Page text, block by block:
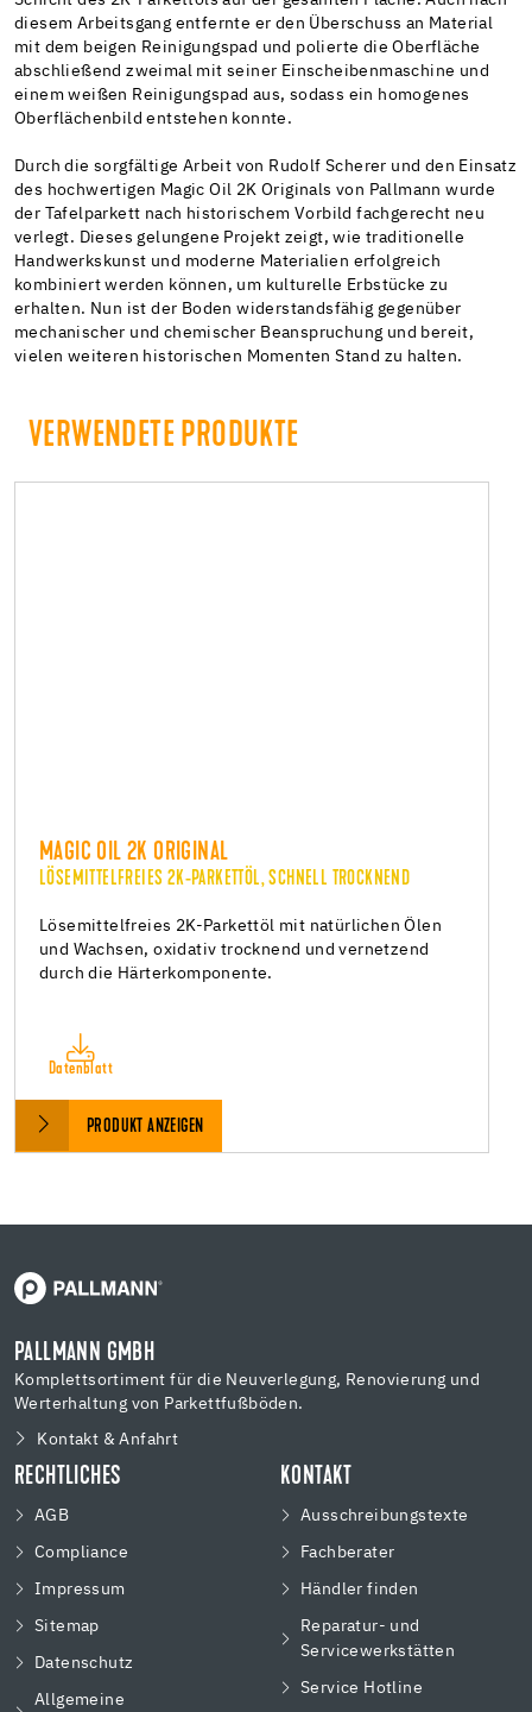
diesem Arbeitsgang entfernte er den Überschuss an Material
mit dem beigen Reinigungspad und polierte die Oberfläche
abschließend zweimal mit seiner Einscheibenmaschine und
einem weißen Reinigungspad aus, sodass ein homogenes
Oberflächenbild entstehen konnte.
Durch die sorgfältige Arbeit von Rudolf Scherer und den Einsatz
des hochwertigen Magic Oil 2K Originals von Pallmann wurde
der Tafelparkett nach historischem Vorbild fachgerecht neu
verlegt. Dieses gelungene Projekt zeigt, wie traditionelle
Handwerkskunst und moderne Materialien erfolgreich
kombiniert werden können, um kulturelle Erbstücke zu
erhalten. Nun ist der Boden widerstandsfähig gegenüber
mechanischer und chemischer Beanspruchung und bereit,
vielen weiteren historischen Momenten Stand zu halten.
VERWENDETE PRODUKTE
MAGIC OIL 2K ORIGINAL
LÖSEMITTELFREIES 2K-PARKETTÖL, SCHNELL TROCKNEND
Lösemittelfreies 2K-Parkettöl mit natürlichen Ölen
und Wachsen, oxidativ trocknend und vernetzend
durch die Härterkomponente.
Datenblatt
PRODUKT ANZEIGEN
PALLMANN GMBH
Komplettsortiment für die Neuverlegung, Renovierung und
Werterhaltung von Parkettfußböden.
Kontakt & Anfahrt
RECHTLICHES
AGB
Compliance
Impressum
Sitemap
Datenschutz
Allgemeine
KONTAKT
Ausschreibungstexte
Fachberater
Händler finden
Reparatur- und
Servicewerkstätten
Service Hotline